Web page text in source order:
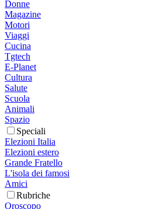
Donne
Magazine
Motori
Viaggi
Cucina
Tgtech
E-Planet
Cultura
Salute
Scuola
Animali
Spazio
Speciali
Elezioni Italia
Elezioni estero
Grande Fratello
L'isola dei famosi
Amici
Rubriche
Oroscopo